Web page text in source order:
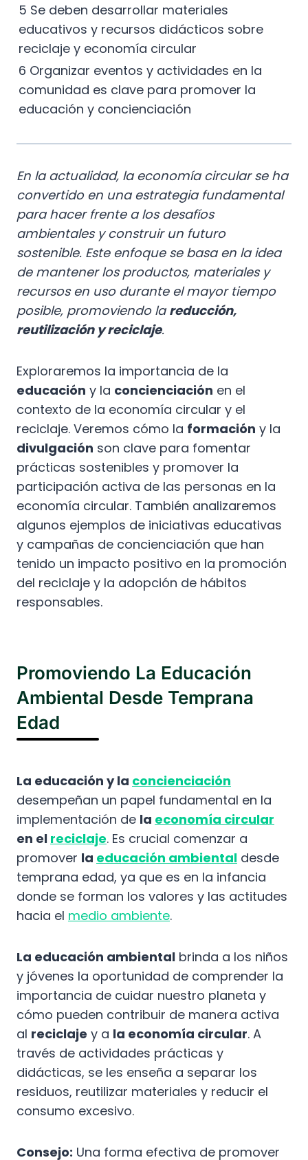
5 Se deben desarrollar materiales
educativos y recursos didácticos sobre
reciclaje y economía circular
6 Organizar eventos y actividades en la
comunidad es clave para promover la
educación y concienciación
En la actualidad, la economía circular se ha
convertido en una estrategia fundamental
para hacer frente a los desafíos
ambientales y construir un futuro
sostenible. Este enfoque se basa en la idea
de mantener los productos, materiales y
recursos en uso durante el mayor tiempo
posible, promoviendo lareducción,
reutilización y reciclaje.
Exploraremos la importancia de la
educación y la concienciación en el
contexto de la economía circular y el
reciclaje. Veremos cómo la formación y la
divulgación son clave para fomentar
prácticas sostenibles y promover la
participación activa de las personas en la
economía circular. También analizaremos
algunos ejemplos de iniciativas educativas
y campañas de concienciación que han
tenido un impacto positivo en la promoción
del reciclaje y la adopción de hábitos
responsables.
Promoviendo La Educación
Ambiental Desde Temprana
Edad
La educación y la concienciación
desempeñan un papel fundamental en la
implementación de la economía circular
en el reciclaje. Es crucial comenzar a
promover la educación ambiental desde
temprana edad, ya que es en la infancia
donde se forman los valores y las actitudes
hacia el medio ambiente.
La educación ambiental brinda a los niños
y jóvenes la oportunidad de comprender la
importancia de cuidar nuestro planeta y
cómo pueden contribuir de manera activa
al reciclaje y a la economía circular. A
través de actividades prácticas y
didácticas, se les enseña a separar los
residuos, reutilizar materiales y reducir el
consumo excesivo.
Consejo: Una forma efectiva de promover